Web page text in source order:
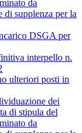
da
di supplenza per la
DSGA per
interpello n.
ulteriori posti in
dei
di stipula del
da